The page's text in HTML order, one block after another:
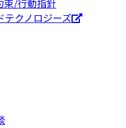
束/行動指針
クノロジーズ